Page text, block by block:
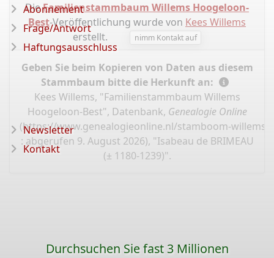
DieFamilienstammbaum Willems Hoogeloon-
Best-Veröffentlichung wurde von Kees Willems
erstellt.
nimm Kontakt auf
Geben Sie beim Kopieren von Daten aus diesem
Stammbaum bitte die Herkunft an:
Kees Willems, "Familienstammbaum Willems
Hoogeloon-Best", Datenbank, Genealogie Online
(https://www.genealogieonline.nl/stamboom-willems-
: abgerufen 9. August 2026), "Isabeau de BRIMEAU
(± 1180-1239)".
Abonnement
Frage/Antwort
Haftungsausschluss
Newsletter
Kontakt
Durchsuchen Sie fast 3 Millionen